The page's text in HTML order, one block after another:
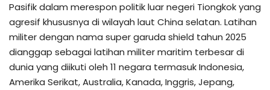
Pasifik dalam merespon politik luar negeri Tiongkok yang
agresif khususnya di wilayah laut China selatan. Latihan
militer dengan nama super garuda shield tahun 2025
dianggap sebagai latihan militer maritim terbesar di
dunia yang diikuti oleh 11 negara termasuk Indonesia,
Amerika Serikat, Australia, Kanada, Inggris, Jepang,